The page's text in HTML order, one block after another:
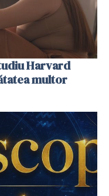
Harvard
multor